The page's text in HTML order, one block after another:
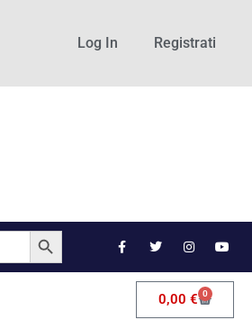
Log In Registrati
SEARCH BUTTON
0,00 € 0